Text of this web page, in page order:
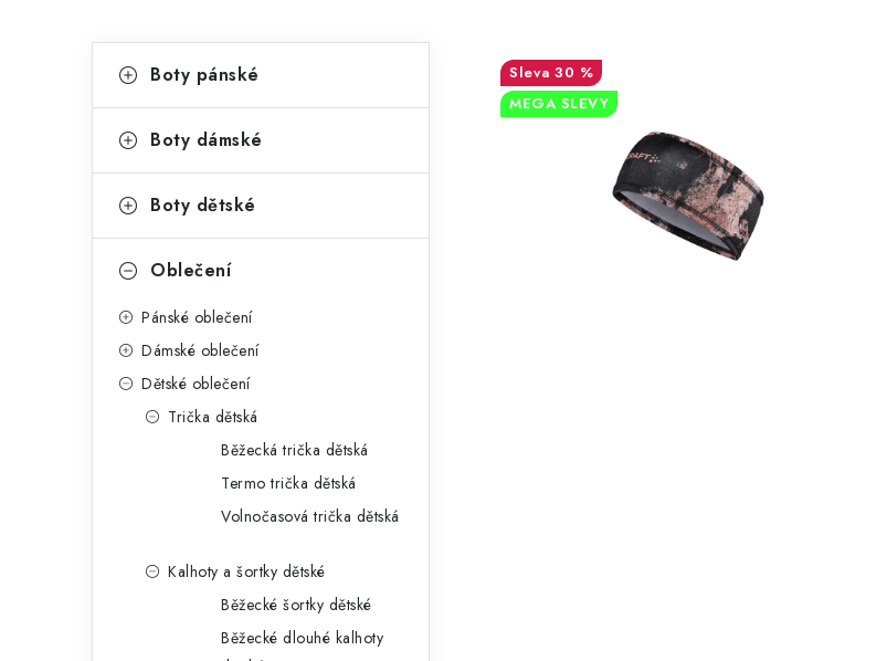
o
t
r
kategorie
a
e
o
Boty pánské
Boty dámské
Boty dětské
Oblečení
Pánské oblečení
Dámské oblečení
Dětské oblečení
Trička dětská
Běžecká trička dětská
Termo trička dětská
Volnočasová trička dětská
Kalhoty a šortky dětské
Běžecké šortky dětské
Běžecké dlouhé kalhoty
30 %
MEGA SLEVY